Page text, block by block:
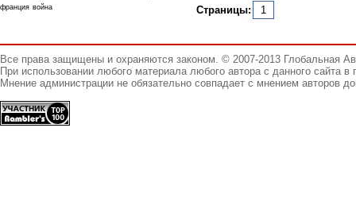
Страницы: 1
франция война
Все права защищены и охраняются законом. © 2007-2013 Глобальная
При использовании любого материала любого автора с данного сайта
Мнение администрации не обязательно совпадает с мнением авторов